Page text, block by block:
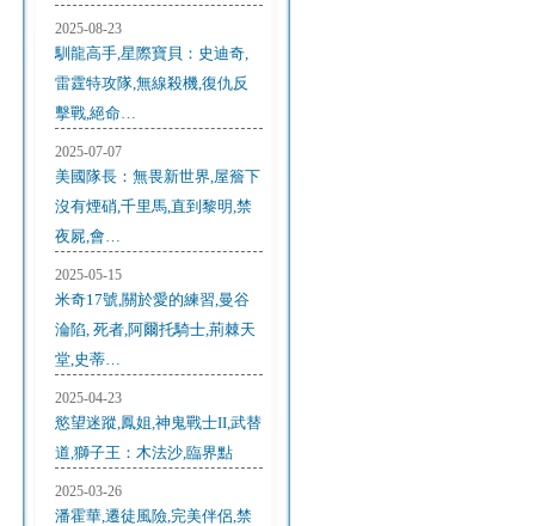
2025-08-23
馴龍高手,星際寶貝：史迪奇,
雷霆特攻隊,無線殺機,復仇反
擊戰,絕命…
2025-07-07
美國隊長：無畏新世界,屋簷下
沒有煙硝,千里馬,直到黎明,禁
夜屍,會…
2025-05-15
米奇17號,關於愛的練習,曼谷
淪陷, 死者,阿爾托騎士,荊棘天
堂,史蒂…
2025-04-23
慾望迷蹤,鳳姐,神鬼戰士II,武替
道,獅子王：木法沙,臨界點
2025-03-26
潘霍華,遷徒風險,完美伴侶,禁